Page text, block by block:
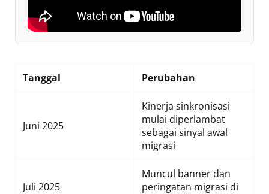
Tanggal Perubahan
Juni 2025
Kinerja sinkronisasi
mulai diperlambat
sebagai sinyal awal
migrasi
Juli 2025
Muncul banner dan
peringatan migrasi di